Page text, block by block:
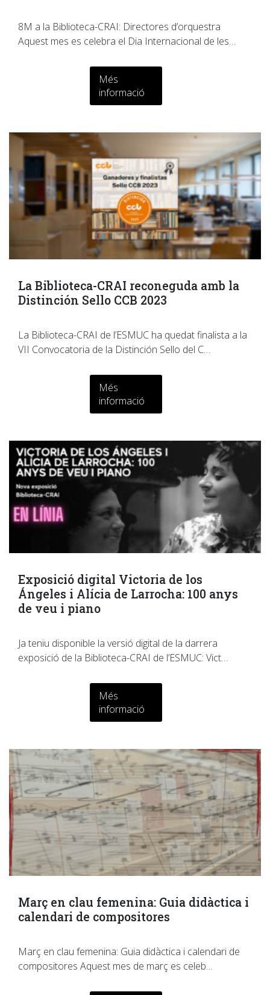
8M a la Biblioteca-CRAI: Directores d’orquestra
Aquest mes es celebra el Dia Internacional de les…
Més
informació
La Biblioteca-CRAI reconeguda amb la
Distinción Sello CCB 2023
La Biblioteca-CRAI de l’ESMUC ha quedat finalista a la
VII Convocatoria de la Distinción Sello del C…
Més
informació
Exposició digital Victoria de los
Ángeles i Alícia de Larrocha: 100 anys
de veu i piano
Ja teniu disponible la versió digital de la darrera
exposició de la Biblioteca-CRAI de l’ESMUC: Vict…
Més
informació
Març en clau femenina: Guia didàctica i
calendari de compositores
Març en clau femenina: Guia didàctica i calendari de
compositores Aquest mes de març es celeb…